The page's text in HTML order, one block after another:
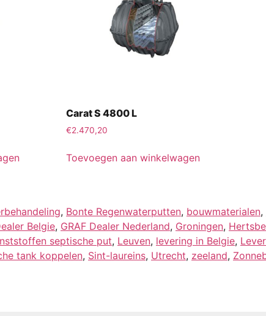
Carat S 4800 L
€2.470,20
Toevoegen aan winkelwagen
, Bonte Regenwaterputten, bouwmaterialen,
Belgie, GRAF Dealer Nederland, Groningen,
septische put, Leuven, levering in Belgie,
tank koppelen, Sint-laureins, Utrecht, zeeland,